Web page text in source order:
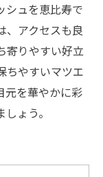
シュを恵比寿で
、アクセスも良
寄りやすい好立
ちやすいマツエ
元を華やかに彩
ょう。